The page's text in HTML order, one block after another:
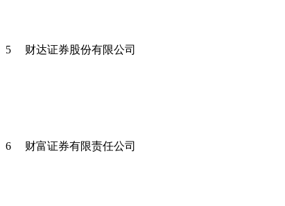
5 财达证券股份有限公司
6 财富证券有限责任公司